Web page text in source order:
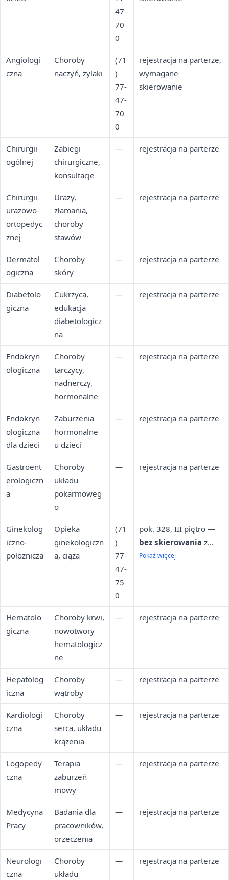
47-
70
0
Angiologi
czna
Choroby
naczyń, żylaki
(71
)
77-
47-
70
0
rejestracja na parterze,
wymagane
skierowanie
Chirurgii
ogólnej
Zabiegi
chirurgiczne,
konsultacje
— rejestracja na parterze
Chirurgii
urazowo-
ortopedyc
znej
Urazy,
złamania,
choroby
stawów
— rejestracja na parterze
Dermatol
ogiczna
Choroby
skóry
— rejestracja na parterze
Diabetolo
giczna
Cukrzyca,
edukacja
diabetologicz
na
— rejestracja na parterze
Endokryn
ologiczna
Choroby
tarczycy,
nadnerczy,
hormonalne
— rejestracja na parterze
Endokryn
ologiczna
dla dzieci
Zaburzenia
hormonalne
u dzieci
— rejestracja na parterze
Gastroent
erologiczn
a
Choroby
układu
pokarmoweg
o
— rejestracja na parterze
Ginekolog
iczno-
położnicza
Opieka
ginekologiczn
a, ciąża
(71
)
77-
47-
75
0
pok. 328, III piętro —
bez skierowania z
ważnym
Pokaż więcej
Hematolo
giczna
Choroby krwi,
nowotwory
hematologicz
ne
— rejestracja na parterze
Hepatolog
iczna
Choroby
wątroby
— rejestracja na parterze
Kardiologi
czna
Choroby
serca, układu
krążenia
— rejestracja na parterze
Logopedy
czna
Terapia
zaburzeń
mowy
— rejestracja na parterze
Medycyna
Pracy
Badania dla
pracowników,
orzeczenia
— rejestracja na parterze
Neurologi
czna
Choroby
układu
— rejestracja na parterze